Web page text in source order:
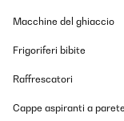
Macchine del ghiaccio
Frigoriferi bibite
Raffrescatori
Cappe aspiranti a parete